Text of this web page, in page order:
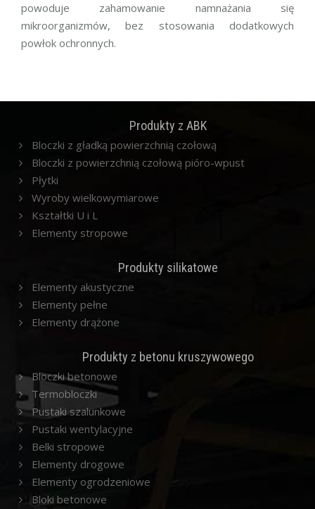
powoduje zahamowanie namnażania się
mikroorganizmów, bez stosowania dodatkowych
powłok ochronnych.
Produkty z ABK
Bloczki z gładką powierzchnią czołową
Bloczki z powierzchnią czołową pióro-wpust
Płytki
Wyroby wielkowymiarowe
Kształtki U i L
Elementy stropowe
Produkty silikatowe
Elementy akustyczne
Elementy pełne
Elementy drążone
Produkty z betonu kruszywowego
Bloczki betonowe
Termobloczki
Pustaki szalunkowe
Pustaki wentylacyjne
Belki stropowe
Elementy drogowe
Elementy ogrodzeniowe
Bloki betonowe